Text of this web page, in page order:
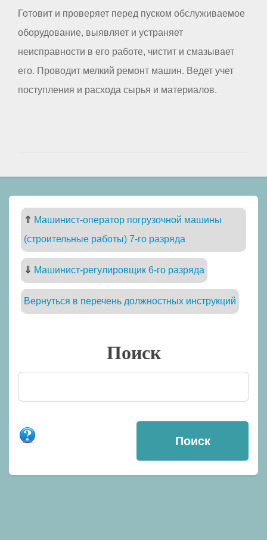
Готовит и проверяет перед пуском обслуживаемое
оборудование, выявляет и устраняет
неисправности в его работе, чистит и смазывает
его. Проводит мелкий ремонт машин. Ведет учет
поступления и расхода сырья и материалов.
⇑ Машинист-оператор погрузочной машины
(строительные работы) 7-го разряда
⇓ Машинист-регулировщик 6-го разряда
Вернуться в перечень должностных инструкций
Поиск